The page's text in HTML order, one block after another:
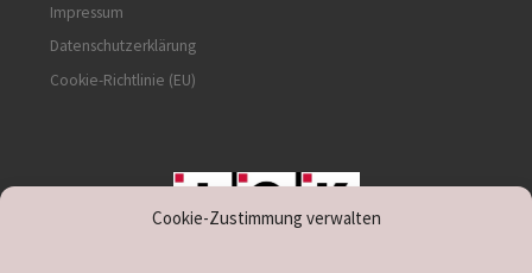
Cookie-Zustimmung verwalten
Impressum
Datenschutzerklärung
Cookie-Richtlinie (EU)